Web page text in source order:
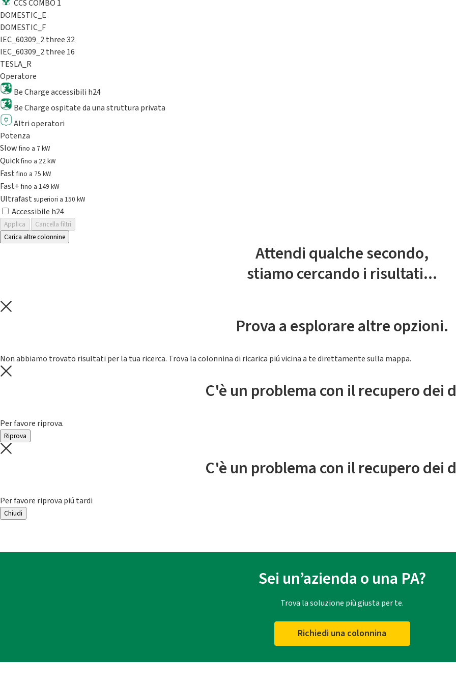
CCS COMBO 1
DOMESTIC_E
DOMESTIC_F
IEC_60309_2 three 32
IEC_60309_2 three 16
TESLA_R
Operatore
Be Charge accessibili h24
Be Charge ospitate da una struttura privata
Altri operatori
Potenza
Slowfino a 7 kW
Quickfino a 22 kW
Fastfino a 75 kW
Fast+fino a 149 kW
Ultrafast superiori a 150 kW
Accessibile h24
Applica
Cancella filtri
Carica altre colonnine
Attendi qualche secondo,
stiamo cercando i risultati...
Prova a esplorare altre opzioni.
Non abbiamo trovato risultati per la tua ricerca. Trova la colonnina di ricarica piú vicina a te direttamente sulla mappa.
C'è un problema con il recupero dei
Per favore riprova.
Riprova
C'è un problema con il recupero dei
Per favore riprova piú tardi
Chiudi
Sei un’azienda o una PA?
Trova la soluzione più giusta per te.
Richiedi una colonnina